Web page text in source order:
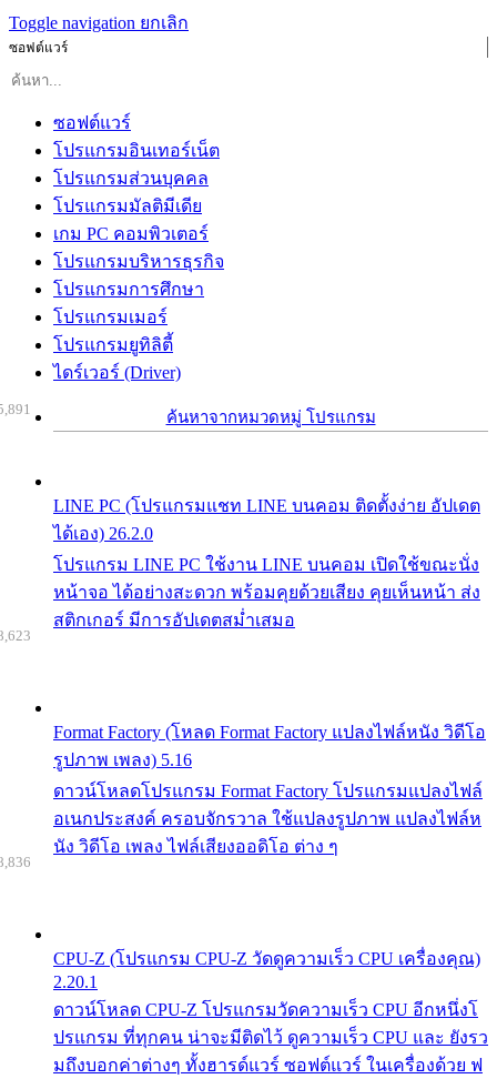
Toggle navigation ยกเลิก
ซอฟต์แวร์
ซอฟต์แวร์
โปรแกรมอินเทอร์เน็ต
โปรแกรมส่วนบุคคล
โปรแกรมมัลติมีเดีย
เกม PC คอมพิวเตอร์
โปรแกรมบริหารธุรกิจ
โปรแกรมการศึกษา
โปรแกรมเมอร์
โปรแกรมยูทิลิตี้
ไดร์เวอร์ (Driver)
ค้นหาจากหมวดหมู่ โปรแกรม
LINE PC (โปรแกรมแชท LINE บนคอม ติดตั้งง่าย อัปเดต
ได้เอง) 26.2.0
โปรแกรม LINE PC ใช้งาน LINE บนคอม เปิดใช้ขณะนั่ง
หน้าจอ ได้อย่างสะดวก พร้อมคุยด้วยเสียง คุยเห็นหน้า ส่ง
สติกเกอร์ มีการอัปเดตสม่ำเสมอ
Format Factory (โหลด Format Factory แปลงไฟล์หนัง วิดีโอ
รูปภาพ เพลง) 5.16
ดาวน์โหลดโปรแกรม Format Factory โปรแกรมแปลงไฟล์
อเนกประสงค์ ครอบจักรวาล ใช้แปลงรูปภาพ แปลงไฟล์ห
นัง วิดีโอ เพลง ไฟล์เสียงออดิโอ ต่าง ๆ
CPU-Z (โปรแกรม CPU-Z วัดดูความเร็ว CPU เครื่องคุณ)
2.20.1
ดาวน์โหลด CPU-Z โปรแกรมวัดความเร็ว CPU อีกหนึ่งโ
ปรแกรม ที่ทุกคน น่าจะมีติดไว้ ดูความเร็ว CPU และ ยังรว
มถึงบอกค่าต่างๆ ทั้งฮารด์แวร์ ซอฟต์แวร์ ในเครื่องด้วย ฟ